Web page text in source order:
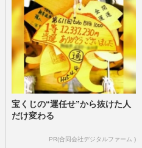
宝くじの“運任せ”から抜けた人
だけ変わる
PR(合同会社デジタルファーム )